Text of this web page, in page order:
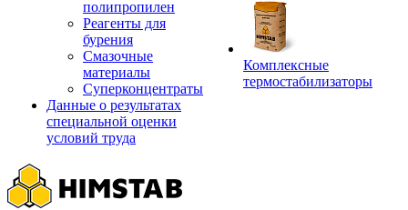
полипропилен
Реагенты для
бурения
Смазочные
материалы
Суперконцентраты
Данные о результатах
специальной оценки
условий труда
Комплексные
термостабилизаторы